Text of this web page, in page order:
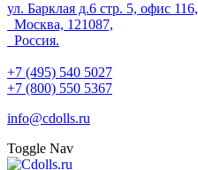
ул. Барклая д.6 стр. 5, офис 116,
Москва, 121087,
Россия.
+7 (495) 540 5027
+7 (800) 550 5367
info@cdolls.ru
Toggle Nav